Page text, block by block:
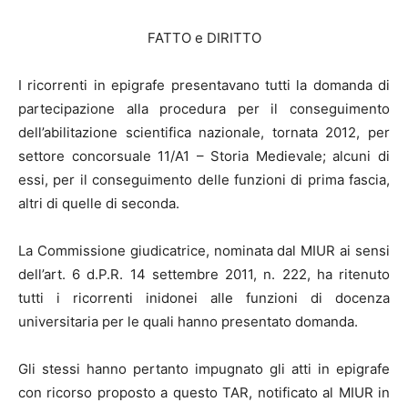
FATTO e DIRITTO
I ricorrenti in epigrafe presentavano tutti la domanda di
partecipazione alla procedura per il conseguimento
dell’abilitazione scientifica nazionale, tornata 2012, per
settore concorsuale 11/A1 – Storia Medievale; alcuni di
essi, per il conseguimento delle funzioni di prima fascia,
altri di quelle di seconda.
La Commissione giudicatrice, nominata dal MIUR ai sensi
dell’art. 6 d.P.R. 14 settembre 2011, n. 222, ha ritenuto
tutti i ricorrenti inidonei alle funzioni di docenza
universitaria per le quali hanno presentato domanda.
Gli stessi hanno pertanto impugnato gli atti in epigrafe
con ricorso proposto a questo TAR, notificato al MIUR in